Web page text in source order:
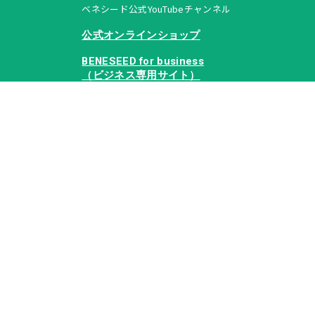
ベネシード公式YouTubeチャンネル
公式オンラインショップ
BENESEED for business
（ビジネス専用サイト）